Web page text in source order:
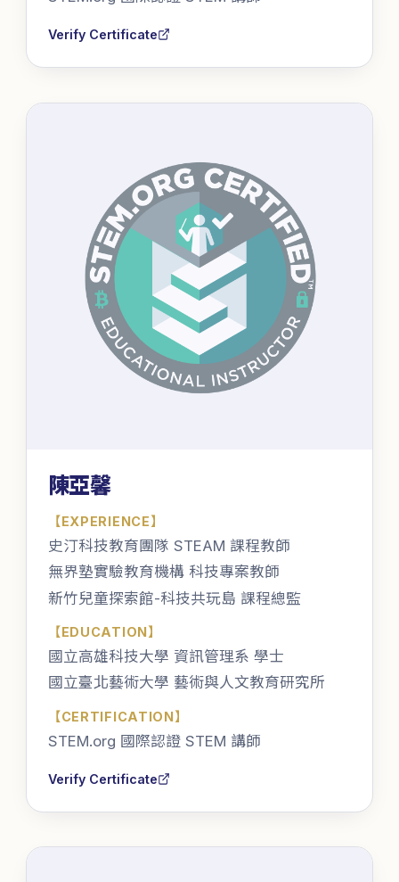
Verify Certificate
陳亞馨
【EXPERIENCE】
史汀科技教育團隊 STEAM 課程教師
無界塾實驗教育機構 科技專案教師
新竹兒童探索館-科技共玩島 課程總監
【EDUCATION】
國立高雄科技大學 資訊管理系 學士
國立臺北藝術大學 藝術與人文教育研究所
【CERTIFICATION】
STEM.org 國際認證 STEM 講師
Verify Certificate